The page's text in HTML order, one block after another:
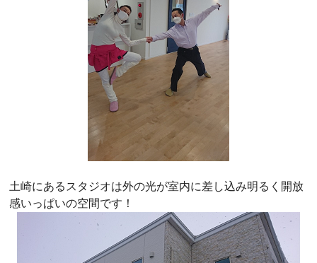
土崎にあるスタジオは外の光が室内に差し込み明るく開放
感いっぱいの空間です！